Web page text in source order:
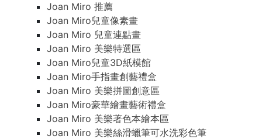
Joan Miro 推薦
Joan Miro兒童像素畫
Joan Miro 兒童連點畫
Joan Miro 美樂特選區
Joan Miro兒童3D紙模館
Joan Miro手指畫創藝禮盒
Joan Miro 美樂拼圖創意區
Joan Miro豪華繪畫藝術禮盒
Joan Miro 美樂著色本繪本區
Joan Miro 美樂絲滑蠟筆可水洗彩色筆